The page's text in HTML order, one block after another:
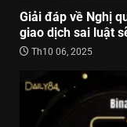
Giải đáp về Nghị
giao dịch sai luật
Th10 06, 2025